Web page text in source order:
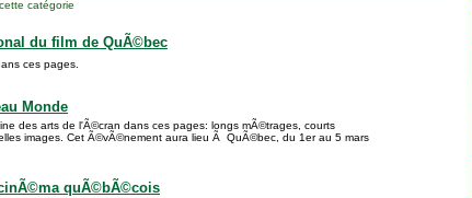
catégorie
du film de QuÃ©bec
ces pages.
Monde
des arts de l'Ã©cran dans ces pages: longs mÃ©trages, courts
images. Cet Ã©vÃ©nement aura lieu Ã QuÃ©bec, du 1er au 5 mars
quÃ©bÃ©cois